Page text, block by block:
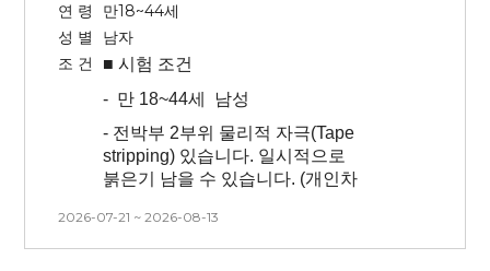
나시
지참
* 본인 부주의(시험부위 상처, 눈썹
시험 탈락의 경우 교통비 지급이
어렵습니다.
* 3개월 내 시술 경험이 없는 사람(피부
관련 시술 및 피부 관리 모두 없는 분)
* 타 시험과 중복 참여 불가합니다
- 본 시험은 시간, 날짜 변경이
불가능합니다. 방문일 확인 후 신청해
주시기 바랍니다.
연 령
만18~44세
성 별
남자
조 건
■ 시험 조건
- 만 18~44세 남성
- 전박부 2부위 물리적 자극(Tape
stripping) 있습니다. 일시적으로
붉은기 남을 수 있습니다. (개인차
2026-07-21 ~ 2026-08-13